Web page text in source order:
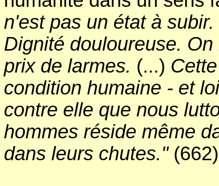
n'est pas un état à
Dignité douloureuse.
prix de larmes. (...)
condition humaine - et
contre elle que nous
hommes réside même
dans leurs chutes."(662)